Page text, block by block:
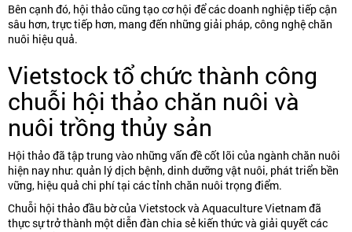
Bên cạnh đó, hội thảo cũng tạo cơ hội để các doanh nghiệp tiếp cận
sâu hơn, trực tiếp hơn, mang đến những giải pháp, công nghệ chăn
nuôi hiệu quả.
Vietstock tổ chức thành công
chuỗi hội thảo chăn nuôi và
nuôi trồng thủy sản
Hội thảo đã tập trung vào những vấn đề cốt lõi của ngành chăn nuôi
hiện nay như: quản lý dịch bệnh, dinh dưỡng vật nuôi, phát triển bền
vững, hiệu quả chi phí tại các tỉnh chăn nuôi trọng điểm.
Chuỗi hội thảo đầu bờ của Vietstock và Aquaculture Vietnam đã
thực sự trở thành một diễn đàn chia sẻ kiến thức và giải quyết các